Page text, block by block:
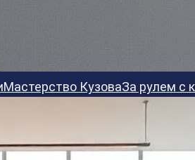
Мастерство КузоваЗа рулем с